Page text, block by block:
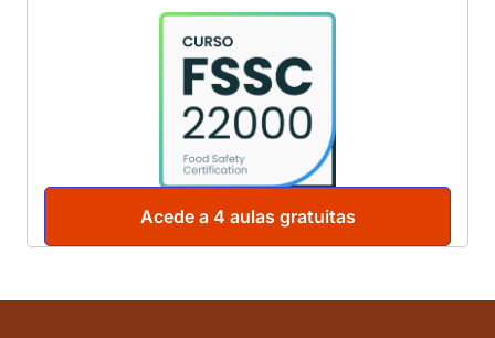
Acede a 4 aulas gratuitas